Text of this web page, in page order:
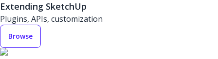
Extending SketchUp
Plugins, APIs, customization
Browse